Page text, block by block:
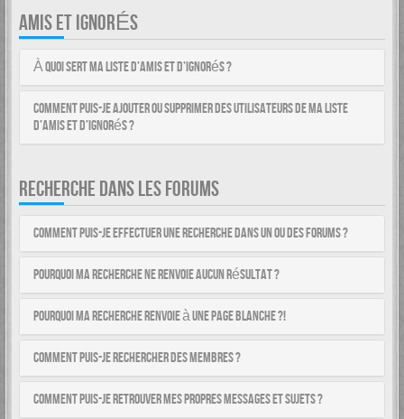
AMIS ET IGNORÉS
À quoi sert ma liste d’amis et d’ignorés ?
Comment puis-je ajouter ou supprimer des utilisateurs de ma liste
d’amis et d’ignorés ?
RECHERCHE DANS LES FORUMS
Comment puis-je effectuer une recherche dans un ou des forums ?
Pourquoi ma recherche ne renvoie aucun résultat ?
Pourquoi ma recherche renvoie à une page blanche ?!
Comment puis-je rechercher des membres ?
Comment puis-je retrouver mes propres messages et sujets ?